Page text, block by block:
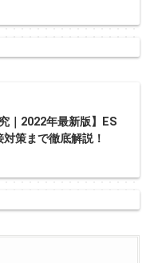
｜2022年最新版】ES
策まで徹底解説！